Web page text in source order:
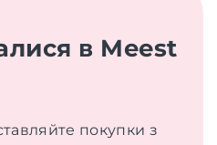
в Meest
покупки з